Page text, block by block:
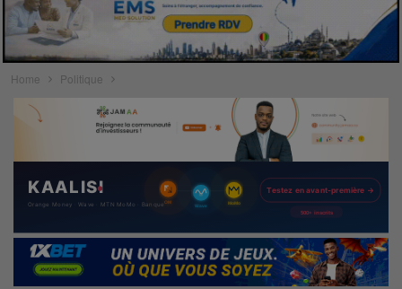
Home Politique